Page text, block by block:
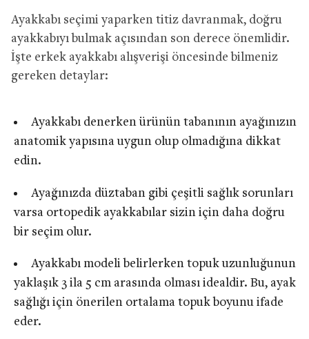
Ayakkabı seçimi yaparken titiz davranmak, doğru
ayakkabıyı bulmak açısından son derece önemlidir.
İşte erkek ayakkabı alışverişi öncesinde bilmeniz
gereken detaylar:
Ayakkabı denerken ürünün tabanının ayağınızın
anatomik yapısına uygun olup olmadığına dikkat
edin.
Ayağınızda düztaban gibi çeşitli sağlık sorunları
varsa ortopedik ayakkabılar sizin için daha doğru
bir seçim olur.
Ayakkabı modeli belirlerken topuk uzunluğunun
yaklaşık 3 ila 5 cm arasında olması idealdir. Bu, ayak
sağlığı için önerilen ortalama topuk boyunu ifade
eder.